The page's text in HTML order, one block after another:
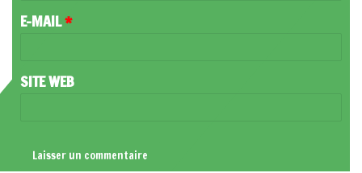
R
E-MAIL*
SITE WEB